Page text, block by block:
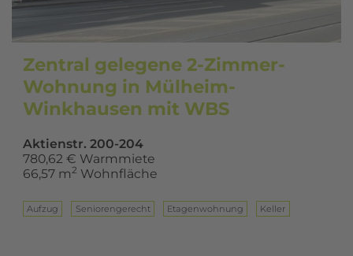
Zentral gelegene 2-Zimmer-
Wohnung in Mülheim-
Winkhausen mit WBS
Aktienstr. 200-204
780,62 € Warmmiete
66,57 m2 Wohnfläche
Aufzug Seniorengerecht Eta­gen­woh­nung Keller